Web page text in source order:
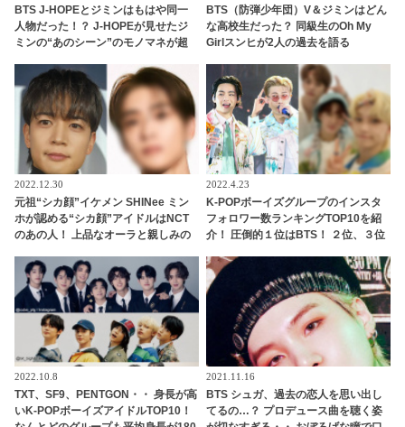
BTS J-HOPEとジミンはもはや同一
人物だった！？ J-HOPEが見せたジ
ミンの“あのシーン”のモノマネが超
ファンから驚きの声殺到
BTS（防弾少年団）V＆ジミンはどん
な高校生だった？ 同級生のOh My
Girlスンヒが2人の過去を語る
2022.12.30
元祖“シカ顔”イケメン SHINee ミン
ホが認める“シカ顔”アイドルはNCT
のあの人！ 上品なオーラと親しみの
は一体ダレ？
2022.4.23
K-POPボーイズグループのインスタ
フォロワー数ランキングTOP10を紹
介！ 圧倒的１位はBTS！ ２位、３位
2022.10.8
TXT、SF9、PENTGON・・ 身長が高
いK-POPボーイズアイドルTOP10！
2021.11.16
BTS シュガ、過去の恋人を思い出し
てるの…？ プロデュース曲を聴く姿